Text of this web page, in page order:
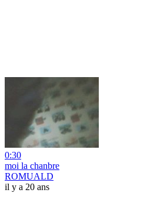
0:30
moi la chanbre
ROMUALD
il y a 20 ans